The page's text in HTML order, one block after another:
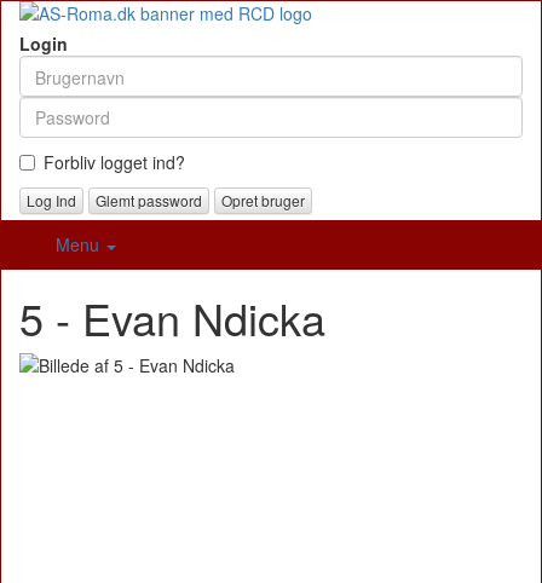
Login
Forbliv logget ind?
Glemt password Opret bruger
Menu
5 - Evan Ndicka